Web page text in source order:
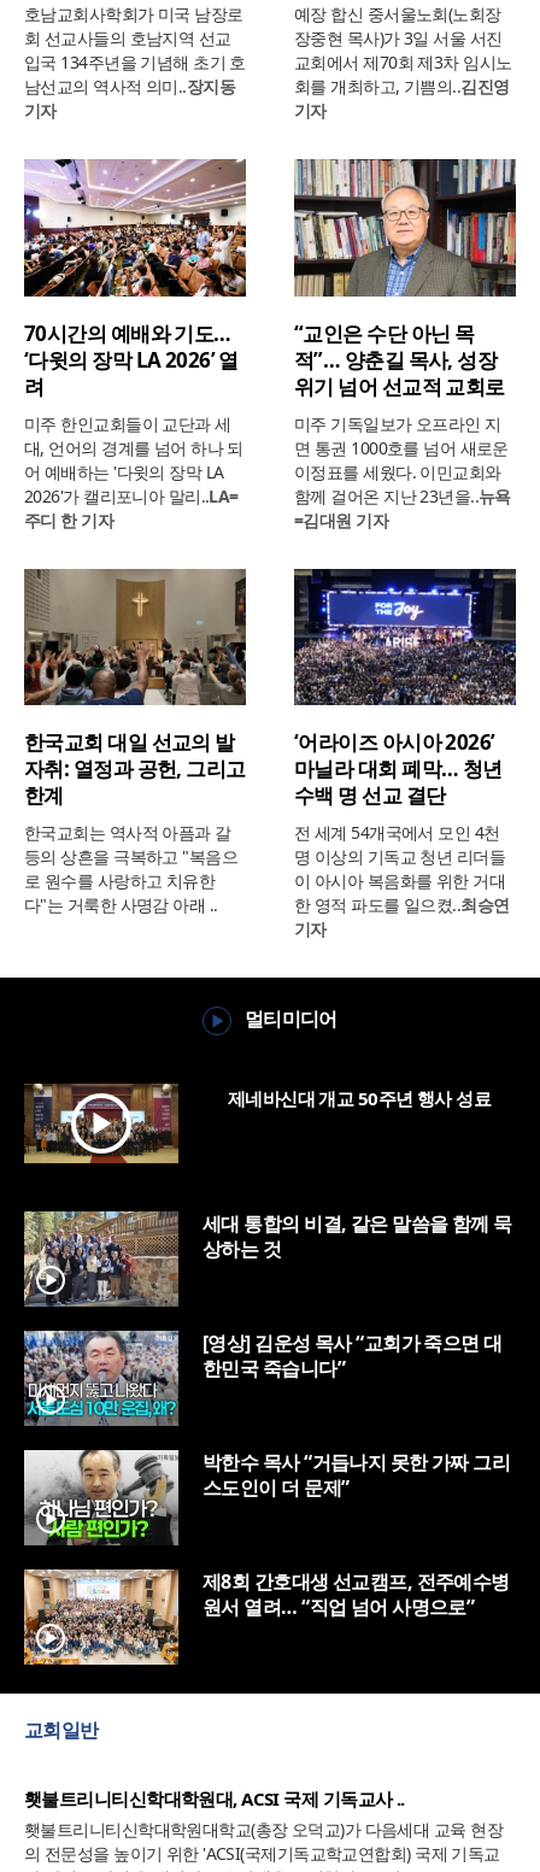
호남교회사학회가 미국 남장로
회 선교사들의 호남지역 선교
입국 134주년을 기념해 초기 호
남선교의 역사적 의미..장지동
기자
예장 합신 중서울노회(노회장
장중현 목사)가 3일 서울 서진
교회에서 제70회 제3차 임시노
회를 개최하고, 기쁨의..김진영
기자
70시간의 예배와 기도…
‘다윗의 장막 LA 2026’ 열
려
미주 한인교회들이 교단과 세
대, 언어의 경계를 넘어 하나 되
어 예배하는 '다윗의 장막 LA
2026'가 캘리포니아 말리..LA=
주디 한 기자
“교인은 수단 아닌 목
적”… 양춘길 목사, 성장
위기 넘어 선교적 교회로
미주 기독일보가 오프라인 지
면 통권 1000호를 넘어 새로운
이정표를 세웠다. 이민교회와
함께 걸어온 지난 23년을..뉴욕
=김대원 기자
한국교회 대일 선교의 발
자취: 열정과 공헌, 그리고
한계
한국교회는 역사적 아픔과 갈
등의 상흔을 극복하고 "복음으
로 원수를 사랑하고 치유한
다"는 거룩한 사명감 아래 ..
‘어라이즈 아시아 2026’
마닐라 대회 폐막… 청년
수백 명 선교 결단
전 세계 54개국에서 모인 4천
명 이상의 기독교 청년 리더들
이 아시아 복음화를 위한 거대
한 영적 파도를 일으켰..최승연
기자
멀티미디어
제네바신대 개교 50주년 행사 성료
세대 통합의 비결, 같은 말씀을 함께 묵
상하는 것
[영상] 김운성 목사 “교회가 죽으면 대
한민국 죽습니다”
박한수 목사 “거듭나지 못한 가짜 그리
스도인이 더 문제”
제8회 간호대생 선교캠프, 전주예수병
원서 열려… “직업 넘어 사명으로”
교회일반
횃불트리니티신학대학원대, ACSI 국제 기독교사 ..
횃불트리니티신학대학원대학교(총장 오덕교)가 다음세대 교육 현장
의 전문성을 높이기 위한 'ACSI(국제기독교학교연합회) 국제 기독교